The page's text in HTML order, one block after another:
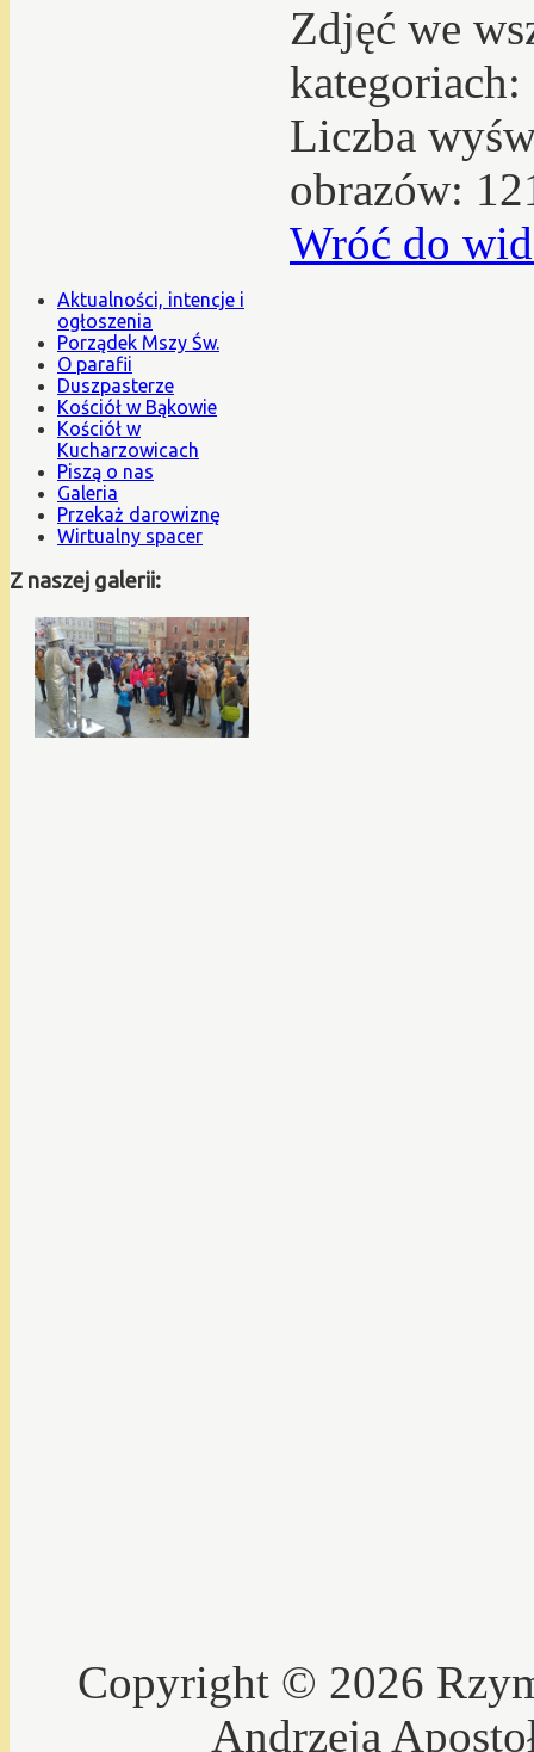
Zdjęć we
kategoriach:
Liczba
obrazów:
Wróć do
Aktualności, intencje i
ogłoszenia
Porządek Mszy Św.
O parafii
Duszpasterze
Kościół w Bąkowie
Kościół w
Kucharzowicach
Piszą o nas
Galeria
Przekaż darowiznę
Wirtualny spacer
Z naszej galerii:
Copyright © 2026
Andrzeja